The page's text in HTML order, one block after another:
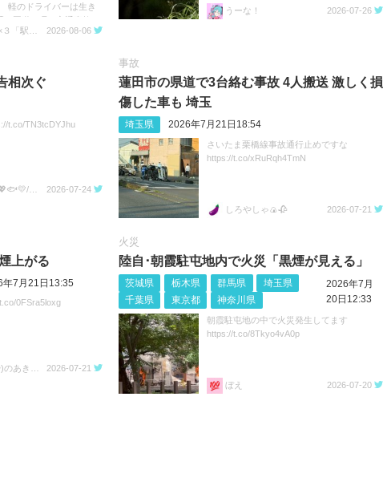
軽のドライバーは生き
#国道17号 #交通事故 #
2026-08-06
うーな！ 2026-07-26
相次ぐ
t.co/TN3tcDYJhu
2026-07-24
事故
蓮田市の県道で3台絡む事故 4人搬送 激しく損
傷した車も 埼玉
埼玉県 2026年7月21日18:54
さいたま栗橋線事故通行止めですな
https://t.co/xRuRqh4TmN
しろやしゃ🍙🥀 2026-07-21
上がる
年7月21日13:35
0FSra5loxg
2026-07-21
火災
陸自･朝霞駐屯地内で火災「黒煙が見える」
茨城県 栃木県 群馬県
埼玉県
千葉県
東京都 神奈川県
2026年7月
20日12:33
朝霞駐屯地の中で火災発生してます
https://t.co/8Tkyo4vA0p
ぼえ 2026-07-20